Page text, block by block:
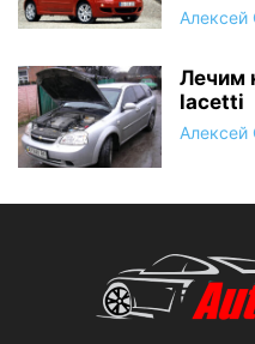
Алексей
Лечим
lacetti
Алексей